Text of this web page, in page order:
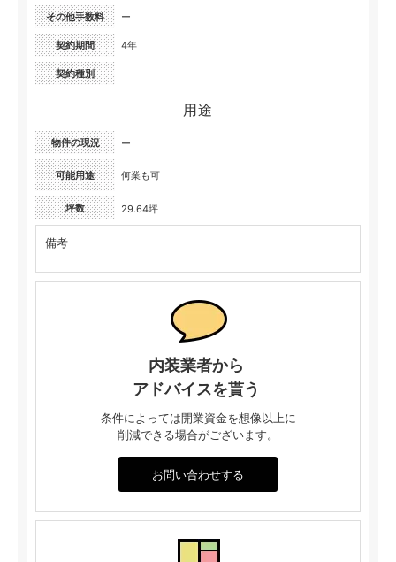
その他手数料 ー
契約期間 4年
契約種別
用途
物件の現況 ー
可能用途 何業も可
坪数 29.64坪
備考
内装業者から
アドバイスを貰う
条件によっては開業資金を想像以上に
削減できる場合がございます。
お問い合わせする